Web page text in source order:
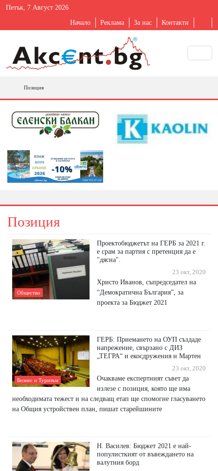
Петък, 7 Август 2026
Начало Реклама За нас Контакти
Позиция
Позиция
Общество
Проектобюджетът на ГЕРБ за 2021 г.
е срам за партия с претенция да е
"дясна".
23 окт, 2020
Христо Иванов, съпредседател на
“Демократична България”, за
проекта за Бюджет 2021
Бизнес и Туризъм
ГЕРБ: Приемането на ОУП създаде
напрежение, свързано с ДИЗ
„ТЕГРА“ и екосдружения и Мартен
23 окт, 2020
Очакваме експертният съвет да
излезе с позиция, която ще има
необходимата тежест и на следващ етап ще спомогне гласуването
на Общия устройствен план, пишат старейшините
Н. Василев: Бюджет 2021 е най-
популисткият от въвеждането на
валутния борд